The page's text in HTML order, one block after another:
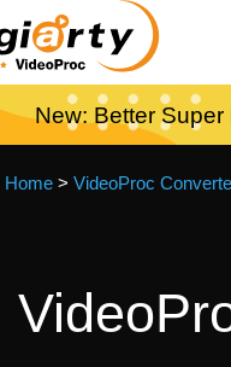
New: Better
Home > VideoProc